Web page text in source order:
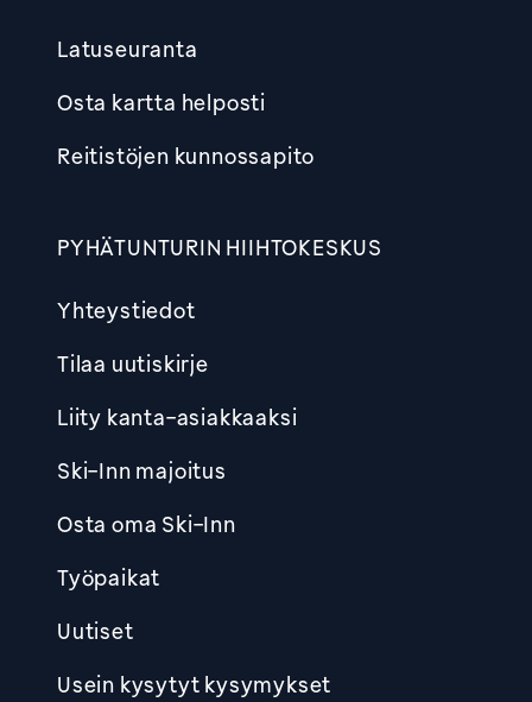
Latuseuranta
Osta kartta helposti
Reitistöjen kunnossapito
PYHÄTUNTURIN HIIHTOKESKUS
Yhteystiedot
Tilaa uutiskirje
Liity kanta-asiakkaaksi
Ski-Inn majoitus
Osta oma Ski-Inn
Työpaikat
Uutiset
Usein kysytyt kysymykset